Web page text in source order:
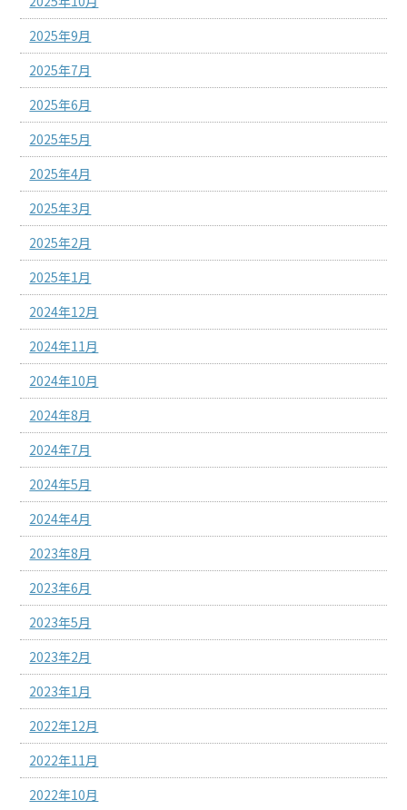
2025年9月
2025年7月
2025年6月
2025年5月
2025年4月
2025年3月
2025年2月
2025年1月
2024年12月
2024年11月
2024年10月
2024年8月
2024年7月
2024年5月
2024年4月
2023年8月
2023年6月
2023年5月
2023年2月
2023年1月
2022年12月
2022年11月
2022年10月